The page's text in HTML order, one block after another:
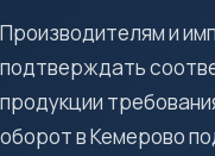
Производителям и
подтверждать
продукции
оборот в Кемерово